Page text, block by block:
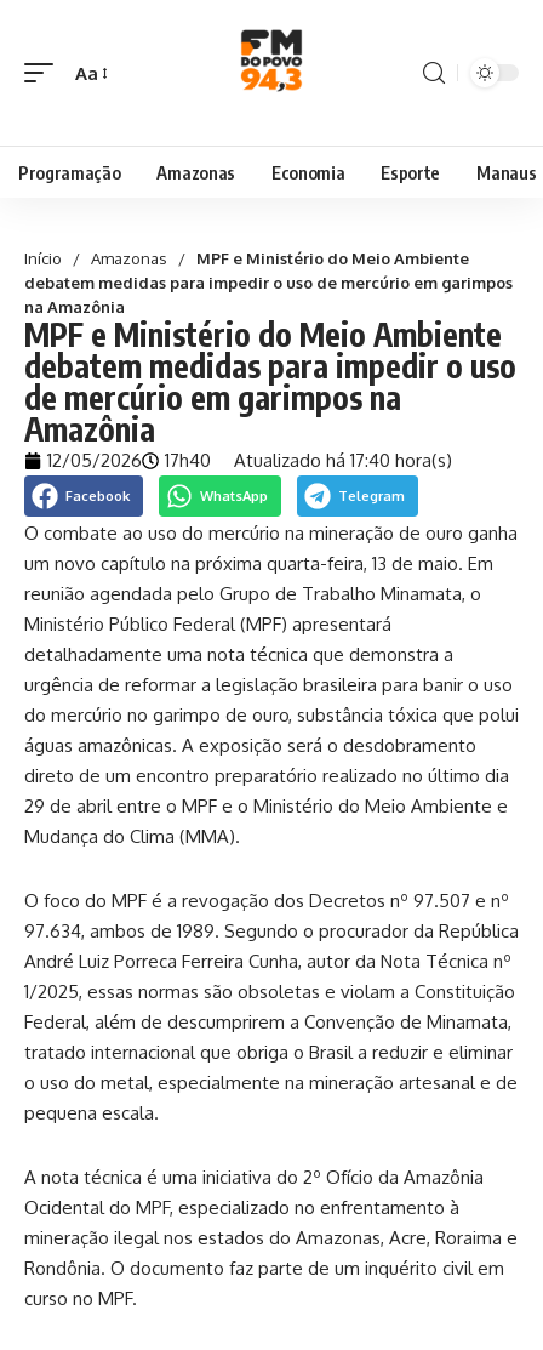
Aa
Programação Amazonas Economia Esporte Manaus
Início / Amazonas /
MPF e Ministério do Meio Ambiente
debatem medidas para impedir o uso de mercúrio em garimpos
na Amazônia
MPF e Ministério do Meio Ambiente
debatem medidas para impedir o uso
de mercúrio em garimpos na
Amazônia
12/05/2026 17h40 Atualizado há 17:40 hora(s)
Facebook WhatsApp Telegram
O combate ao uso do mercúrio na mineração de ouro ganha
um novo capítulo na próxima quarta-feira, 13 de maio. Em
reunião agendada pelo Grupo de Trabalho Minamata, o
Ministério Público Federal (MPF) apresentará
detalhadamente uma nota técnica que demonstra a
urgência de reformar a legislação brasileira para banir o uso
do mercúrio no garimpo de ouro, substância tóxica que polui
águas amazônicas. A exposição será o desdobramento
direto de um encontro preparatório realizado no último dia
29 de abril entre o MPF e o Ministério do Meio Ambiente e
Mudança do Clima (MMA).
O foco do MPF é a revogação dos Decretos nº 97.507 e nº
97.634, ambos de 1989. Segundo o procurador da República
André Luiz Porreca Ferreira Cunha, autor da Nota Técnica nº
1/2025, essas normas são obsoletas e violam a Constituição
Federal, além de descumprirem a Convenção de Minamata,
tratado internacional que obriga o Brasil a reduzir e eliminar
o uso do metal, especialmente na mineração artesanal e de
pequena escala.
A nota técnica é uma iniciativa do 2º Ofício da Amazônia
Ocidental do MPF, especializado no enfrentamento à
mineração ilegal nos estados do Amazonas, Acre, Roraima e
Rondônia. O documento faz parte de um inquérito civil em
curso no MPF.